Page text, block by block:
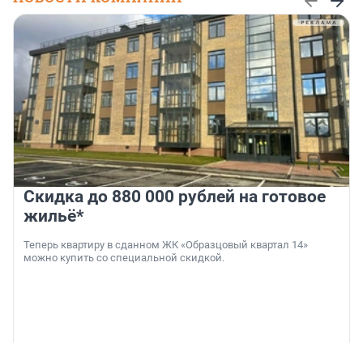
Скидка до 880 000 рублей на готовое
жильё*
Теперь квартиру в сданном ЖК «Образцовый квартал 14»
можно купить со специальной скидкой.